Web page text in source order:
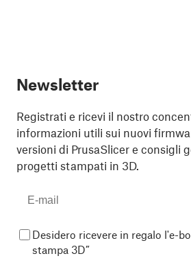
Newsletter
Registrati e ricevi il nostro
informazioni utili sui nuovi
versioni di PrusaSlicer e consigli
progetti stampati in 3D.
Desidero ricevere in regalo l'e-
stampa 3D”